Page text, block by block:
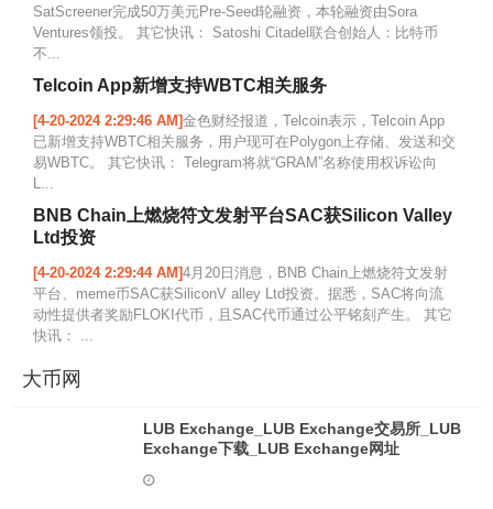
SatScreener完成50万美元Pre-Seed轮融资，本轮融资由Sora
Ventures领投。 其它快讯： Satoshi Citadel联合创始人：比特币
不...
Telcoin App新增支持WBTC相关服务
[4-20-2024 2:29:46 AM]金色财经报道，Telcoin表示，Telcoin App
已新增支持WBTC相关服务，用户现可在Polygon上存储、发送和交
易WBTC。 其它快讯： Telegram将就“GRAM”名称使用权诉讼向
L...
BNB Chain上燃烧符文发射平台SAC获Silicon Valley
Ltd投资
[4-20-2024 2:29:44 AM]4月20日消息，BNB Chain上燃烧符文发射
平台、meme币SAC获SiliconV alley Ltd投资。据悉，SAC将向流
动性提供者奖励FLOKI代币，且SAC代币通过公平铭刻产生。 其它
快讯： ...
大币网
LUB Exchange_LUB Exchange交易所_LUB
Exchange下载_LUB Exchange网址